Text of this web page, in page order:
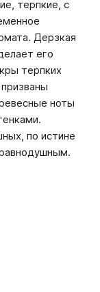
терпкие, с
Дерзкая
его
терпких
ноты
по истине